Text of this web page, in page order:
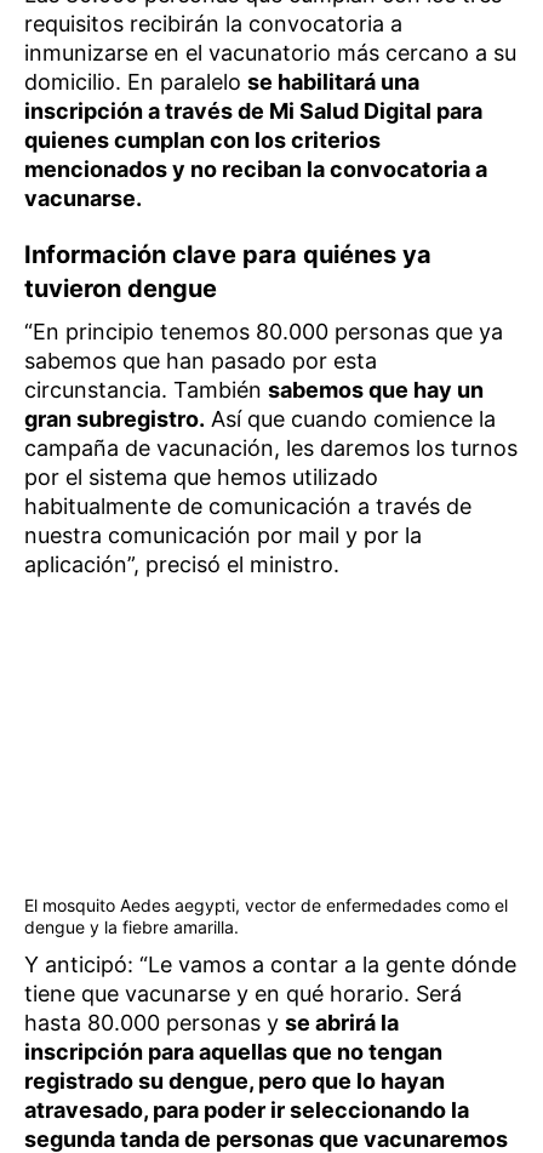
requisitos recibirán la convocatoria a
inmunizarse en el vacunatorio más cercano a su
domicilio. En paralelo se habilitará una
inscripción a través de Mi Salud Digital para
quienes cumplan con los criterios
mencionados y no reciban la convocatoria a
vacunarse.
Información clave para quiénes ya
tuvieron dengue
“En principio tenemos 80.000 personas que ya
sabemos que han pasado por esta
circunstancia. También sabemos que hay un
gran subregistro. Así que cuando comience la
campaña de vacunación, les daremos los turnos
por el sistema que hemos utilizado
habitualmente de comunicación a través de
nuestra comunicación por mail y por la
aplicación”, precisó el ministro.
El mosquito Aedes aegypti, vector de enfermedades como el
dengue y la fiebre amarilla.
Y anticipó: “Le vamos a contar a la gente dónde
tiene que vacunarse y en qué horario. Será
hasta 80.000 personas y se abrirá la
inscripción para aquellas que no tengan
registrado su dengue, pero que lo hayan
atravesado, para poder ir seleccionando la
segunda tanda de personas que vacunaremos